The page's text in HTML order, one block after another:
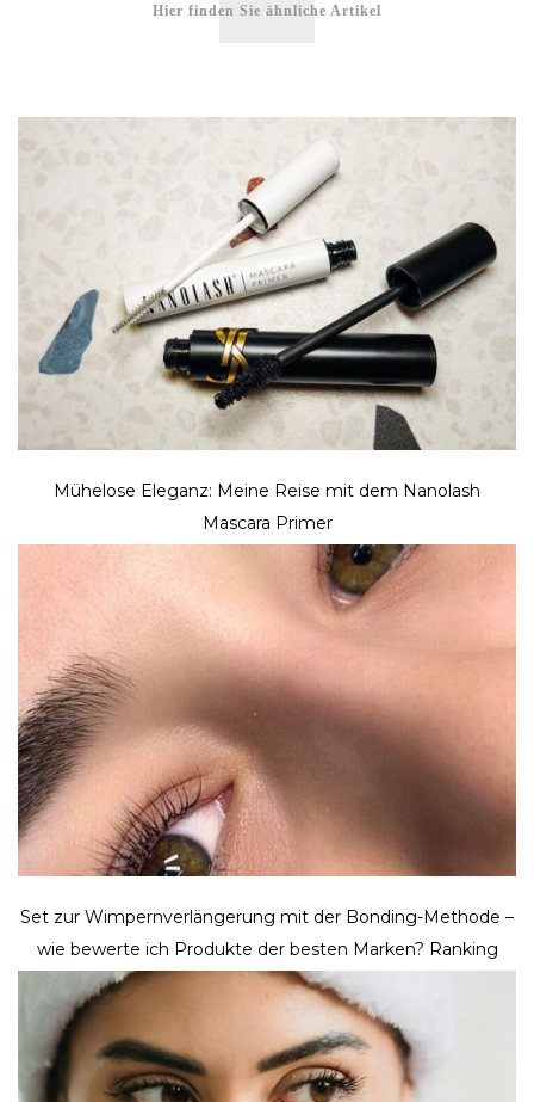
Hier finden Sie ähnliche Artikel
Mühelose Eleganz: Meine Reise mit dem Nanolash
Mascara Primer
Set zur Wimpernverlängerung mit der Bonding-Methode –
wie bewerte ich Produkte der besten Marken? Ranking